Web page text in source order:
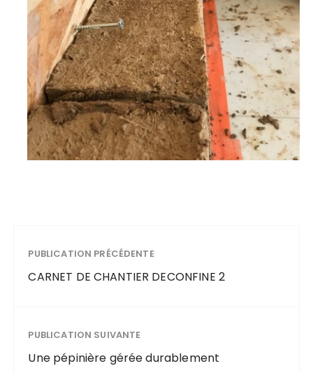
PUBLICATION PRÉCÉDENTE
CARNET DE CHANTIER DECONFINE 2
PUBLICATION SUIVANTE
Une pépinière gérée durablement